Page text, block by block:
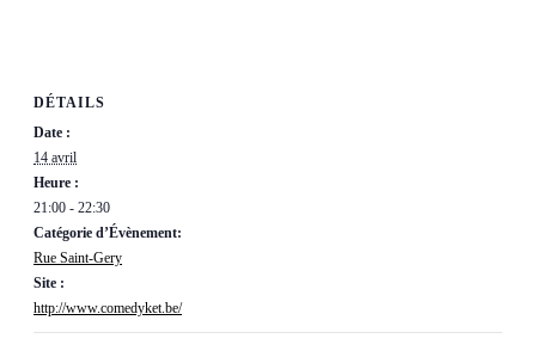
DÉTAILS
Date :
14 avril
Heure :
21:00 - 22:30
Catégorie d’Évènement:
Rue Saint-Gery
Site :
http://www.comedyket.be/